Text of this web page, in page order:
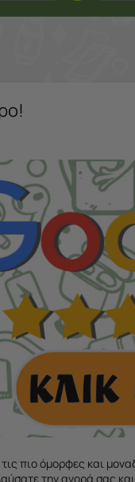
πιο όμορφες και
την αγορά σας